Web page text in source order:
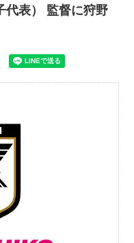
代表） 監督に狩野